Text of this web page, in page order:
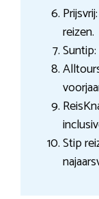
reizen.
Stip